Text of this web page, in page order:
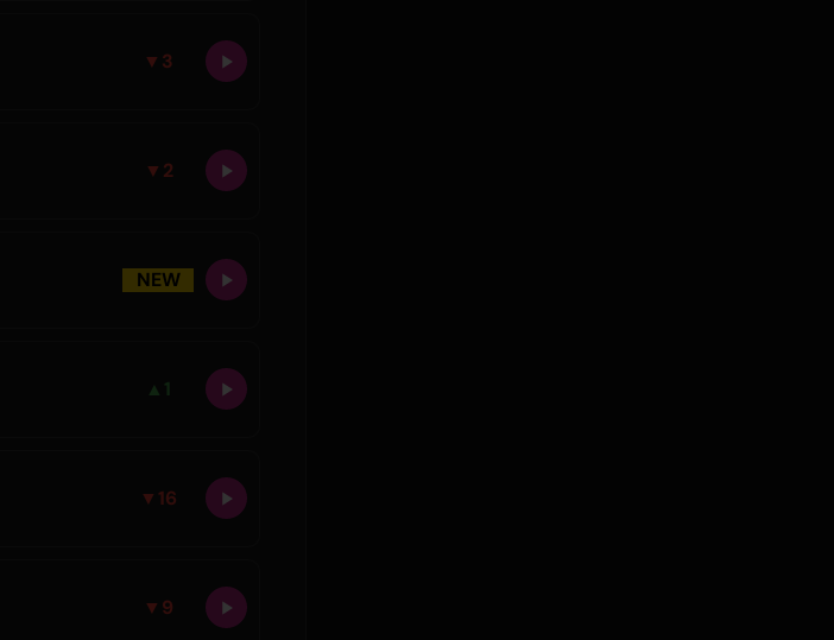
▼ 3
▼ 2
NEW
▲ 1
▼ 16
▼ 9